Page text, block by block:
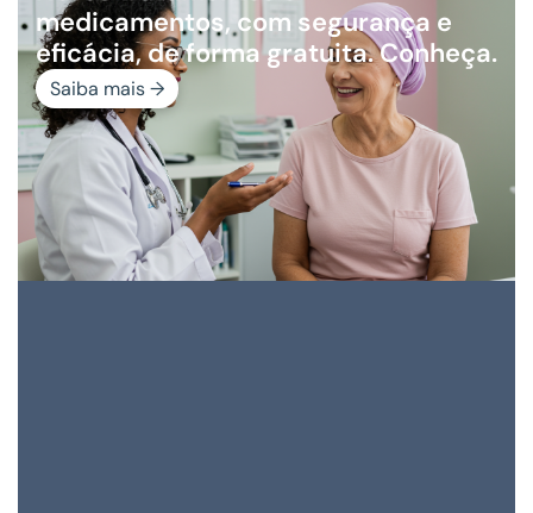
medicamentos, com segurança e
eficácia, de forma gratuita. Conheça.
Saiba mais →